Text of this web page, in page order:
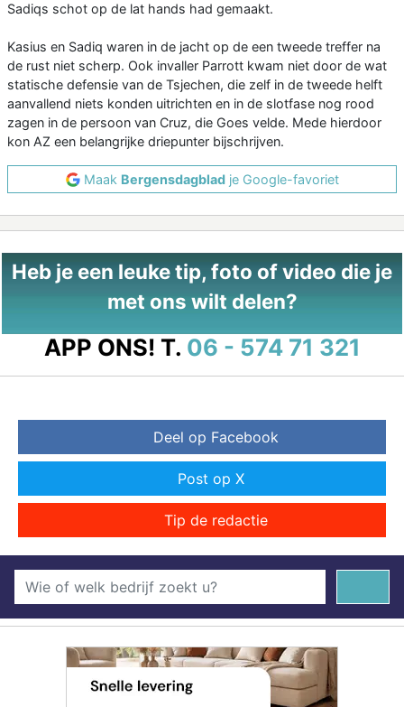
Sadiqs schot op de lat hands had gemaakt.
Kasius en Sadiq waren in de jacht op de een tweede treffer na
de rust niet scherp. Ook invaller Parrott kwam niet door de wat
statische defensie van de Tsjechen, die zelf in de tweede helft
aanvallend niets konden uitrichten en in de slotfase nog rood
zagen in de persoon van Cruz, die Goes velde. Mede hierdoor
kon AZ een belangrijke driepunter bijschrijven.
Maak Bergensdagbladje Google-favoriet
Heb je een leuke tip, foto of video die je
met ons wilt delen?
APP ONS! T. 06 - 574 71 321
Deel op Facebook
Post op X
Tip de redactie